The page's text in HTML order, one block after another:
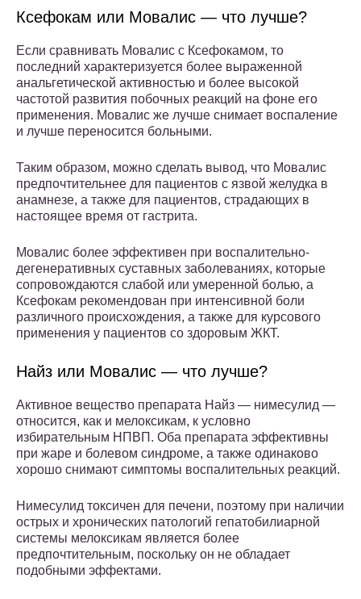
Ксефокам или Мовалис — что лучше?
Если сравнивать Мовалис с Ксефокамом, то
последний характеризуется более выраженной
анальгетической активностью и более высокой
частотой развития побочных реакций на фоне его
применения. Мовалис же лучше снимает воспаление
и лучше переносится больными.
Таким образом, можно сделать вывод, что Мовалис
предпочтительнее для пациентов с язвой желудка в
анамнезе, а также для пациентов, страдающих в
настоящее время от гастрита.
Мовалис более эффективен при воспалительно-
дегенеративных суставных заболеваниях, которые
сопровождаются слабой или умеренной болью, а
Ксефокам рекомендован при интенсивной боли
различного происхождения, а также для курсового
применения у пациентов со здоровым ЖКТ.
Найз или Мовалис — что лучше?
Активное вещество препарата Найз — нимесулид —
относится, как и мелоксикам, к уcловно
избирательным НПВП. Оба препарата эффективны
при жаре и болевом синдроме, а также одинаково
хорошо снимают симптомы воспалительных реакций.
Нимесулид токсичен для печени, поэтому при наличии
острых и хронических патологий гепатобилиарной
системы мелоксикам является более
предпочтительным, поскольку он не обладает
подобными эффектами.